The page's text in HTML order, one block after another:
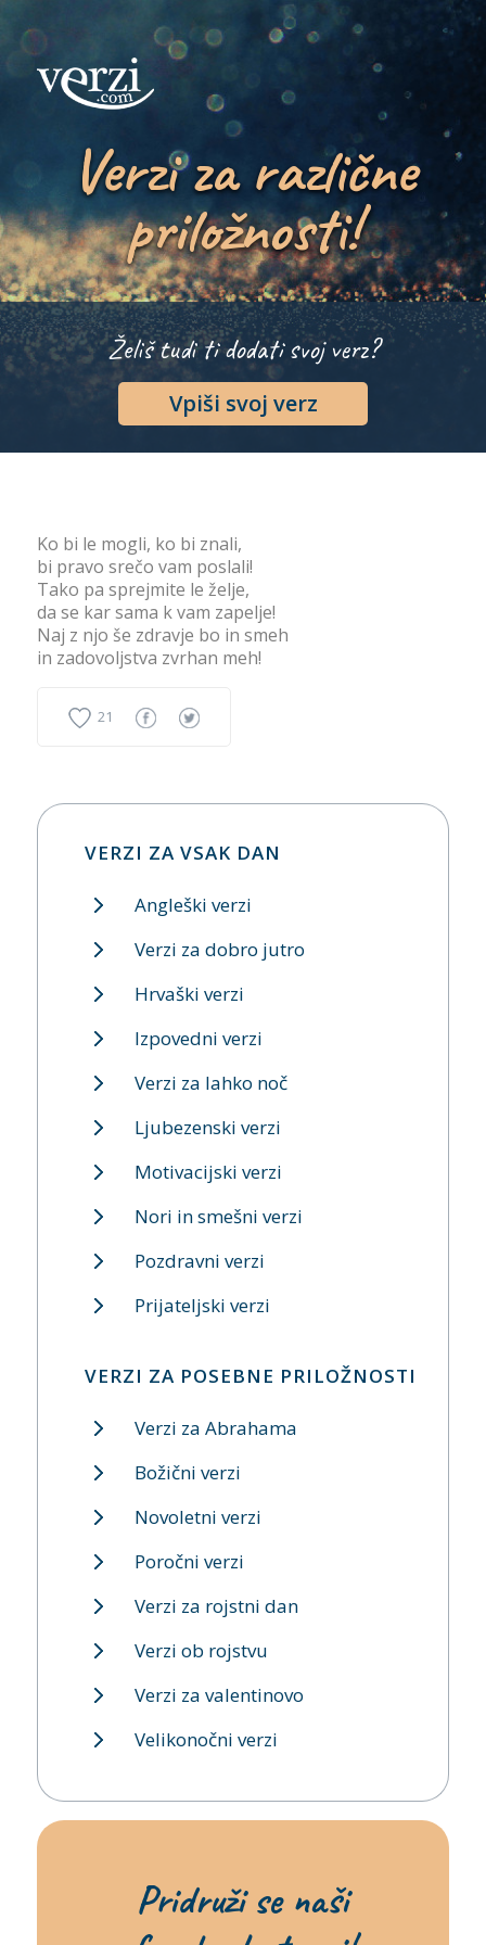
Verzi za različne
priložnosti!
Želiš tudi ti dodati svoj verz?
Vpiši svoj verz
Ko bi le mogli, ko bi znali,
bi pravo srečo vam poslali!
Tako pa sprejmite le želje,
da se kar sama k vam zapelje!
Naj z njo še zdravje bo in smeh
in zadovoljstva zvrhan meh!
21
VERZI ZA VSAK DAN
Angleški verzi
Verzi za dobro jutro
Hrvaški verzi
Izpovedni verzi
Verzi za lahko noč
Ljubezenski verzi
Motivacijski verzi
Nori in smešni verzi
Pozdravni verzi
Prijateljski verzi
VERZI ZA POSEBNE PRILOŽNOSTI
Verzi za Abrahama
Božični verzi
Novoletni verzi
Poročni verzi
Verzi za rojstni dan
Verzi ob rojstvu
Verzi za valentinovo
Velikonočni verzi
Pridruži se naši